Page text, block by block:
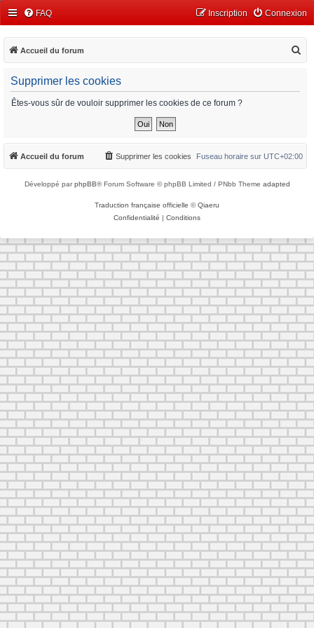
FAQ Connexion
Inscription
Accueil du forum
h
Supprimer les cookies
Êtes-vous sûr de vouloir supprimer les cookies de ce forum ?
Accueil du forum Fuseau horaire sur UTC+02:00
Supprimer les cookies
Développé parphpBB® Forum Software © phpBB Limited / PNbb Theme adapted
Traduction française officielle ©Qiaeru
Confidentialité | Conditions